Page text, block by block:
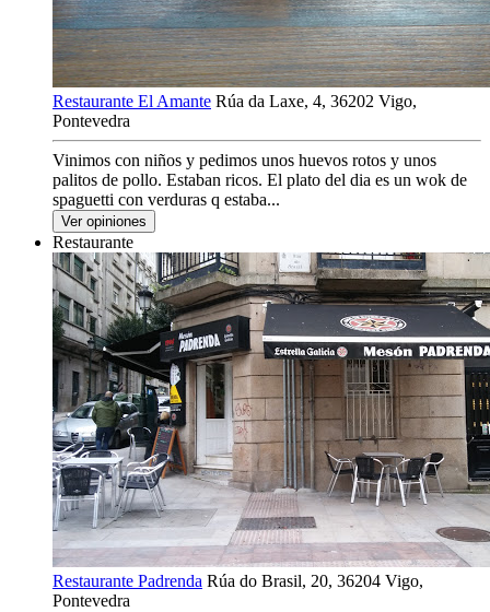
Restaurante El Amante Rúa da Laxe, 4, 36202 Vigo,
Pontevedra
Vinimos con niños y pedimos unos huevos rotos y unos
palitos de pollo. Estaban ricos. El plato del dia es un wok de
spaguetti con verduras q estaba...
Ver opiniones
Restaurante
Restaurante Padrenda Rúa do Brasil, 20, 36204 Vigo,
Pontevedra